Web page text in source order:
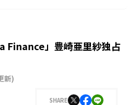
Finance」豊崎亜里紗独占
新)
SHARE